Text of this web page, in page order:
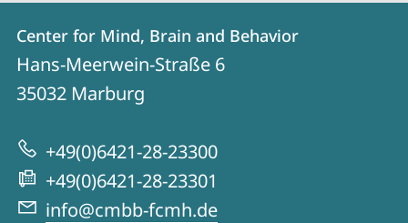
Kontakt
und
Informationen
zur
Website
Center
for
Mind,
Brain
and
Behavior
Center for Mind, Brain and Behavior
Hans-Meerwein-Straße 6
35032 Marburg
+49(0)6421-28-23300
+49(0)6421-28-23301
info@cmbb-fcmh.de